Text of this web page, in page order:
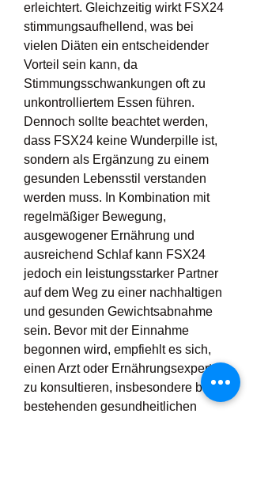
erleichtert. Gleichzeitig wirkt FSX24
stimmungsaufhellend, was bei
vielen Diäten ein entscheidender
Vorteil sein kann, da
Stimmungsschwankungen oft zu
unkontrolliertem Essen führen.
Dennoch sollte beachtet werden,
dass FSX24 keine Wunderpille ist,
sondern als Ergänzung zu einem
gesunden Lebensstil verstanden
werden muss. In Kombination mit
regelmäßiger Bewegung,
ausgewogener Ernährung und
ausreichend Schlaf kann FSX24
jedoch ein leistungsstarker Partner
auf dem Weg zu einer nachhaltigen
und gesunden Gewichtsabnahme
sein. Bevor mit der Einnahme
begonnen wird, empfiehlt es sich,
einen Arzt oder Ernährungsexperten
zu konsultieren, insbesondere bei
bestehenden gesundheitlichen